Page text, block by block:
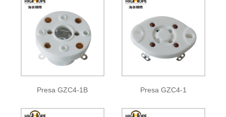
Presa GZC4-1B Presa GZC4-1